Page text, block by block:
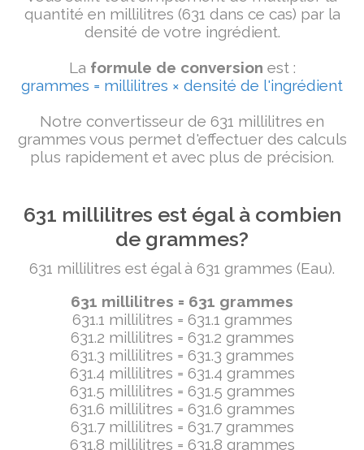
quantité en millilitres (631 dans ce cas) par la
densité de votre ingrédient.
La formule de conversion est :
grammes = millilitres × densité de l'ingrédient
Notre convertisseur de 631 millilitres en
grammes vous permet d'effectuer des calculs
plus rapidement et avec plus de précision.
631 millilitres est égal à combien
de grammes?
631 millilitres est égal à 631 grammes (Eau).
631 millilitres = 631 grammes
631.1 millilitres = 631.1 grammes
631.2 millilitres = 631.2 grammes
631.3 millilitres = 631.3 grammes
631.4 millilitres = 631.4 grammes
631.5 millilitres = 631.5 grammes
631.6 millilitres = 631.6 grammes
631.7 millilitres = 631.7 grammes
631.8 millilitres = 631.8 grammes